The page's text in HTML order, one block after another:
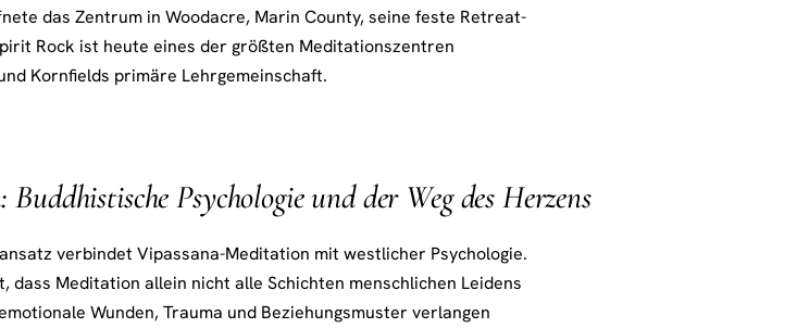
das Zentrum in Woodacre, Marin County, seine feste Retreat-
Rock ist heute eines der größten Meditationszentren
Kornfields primäre Lehrgemeinschaft.
Buddhistische Psychologie und der Weg des Herzens
verbindet Vipassana-Meditation mit westlicher Psychologie.
dass Meditation allein nicht alle Schichten menschlichen Leidens
Wunden, Trauma und Beziehungsmuster verlangen